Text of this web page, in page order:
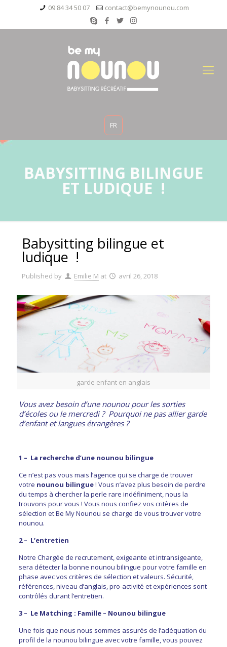
09 84 34 50 07 contact@bemynounou.com
FR
BABYSITTING BILINGUE
ET LUDIQUE !
Babysitting bilingue et
ludique !
Published by Emilie M at avril 26, 2018
garde enfant en anglais
Vous avez besoin d’une nounou pour les sorties
d’écoles ou le mercredi ? Pourquoi ne pas allier garde
d’enfant et langues étrangères ?
1 – La recherche d’une nounou bilingue
Ce n’est pas vous mais l’agence qui se charge de trouver
votre nounou bilingue! Vous n’avez plus besoin de perdre
du temps à chercher la perle rare indéfiniment, nous la
trouvons pour vous ! Vous nous confiez vos critères de
sélection et Be My Nounou se charge de vous trouver votre
nounou.
2 – L’entretien
Notre Chargée de recrutement, exigeante et intransigeante,
sera détecter la bonne nounou bilingue pour votre famille en
phase avec vos critères de sélection et valeurs. Sécurité,
références, niveau d’anglais, pro-activité et expériences sont
contrôlés durant l’entretien.
3 – Le Matching : Famille – Nounou bilingue
Une fois que nous nous sommes assurés de l’adéquation du
profil de la nounou bilingue avec votre famille, vous pouvez